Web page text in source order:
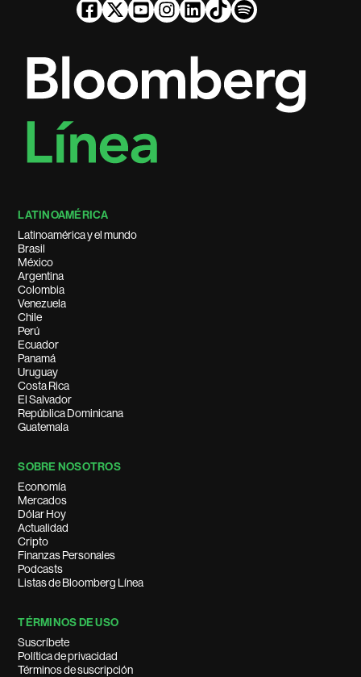
LATINOAMÉRICA
Latinoamérica y el mundo
Brasil
México
Argentina
Colombia
Venezuela
Chile
Perú
Ecuador
Panamá
Uruguay
Costa Rica
El Salvador
República Dominicana
Guatemala
SOBRE NOSOTROS
Economía
Mercados
Dólar Hoy
Actualidad
Cripto
Finanzas Personales
Podcasts
Listas de Bloomberg Línea
TÉRMINOS DE USO
Suscríbete
Política de privacidad
Términos de suscripción